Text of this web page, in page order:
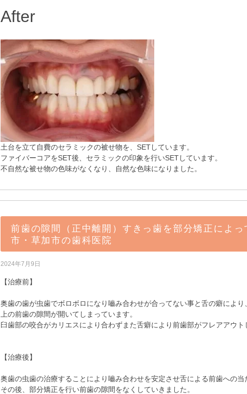
After
土台を立て自費のセラミックの被せ物を、SETしています。
ファイバーコアをSET後、セラミックの印象を行いSETしています。
不自然な被せ物の色味がなくなり、自然な色味になりました。
前歯の隙間（正中離開）すきっ歯を部分矯正によ
市・草加市の歯科医院
2024年7月9日
【治療前】
奥歯の歯が虫歯でボロボロになり嚙み合わせが合ってない事と舌の癖により、
上の前歯の隙間が開いてしまっています。
臼歯部の咬合がカリエスにより合わずまた舌癖により前歯部がフレアアウト
【治療後】
奥歯の虫歯の治療することにより嚙み合わせを安定させ舌による前歯への当
その後、部分矯正を行い前歯の隙間をなくしていきました。